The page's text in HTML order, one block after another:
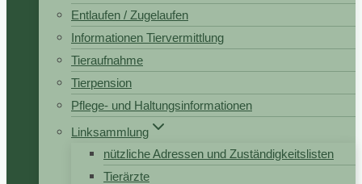
Entlaufen / Zugelaufen
Informationen Tiervermittlung
Tieraufnahme
Tierpension
Pflege- und Haltungsinformationen
Linksammlung
nützliche Adressen und Zuständigkeitslisten
Tierärzte